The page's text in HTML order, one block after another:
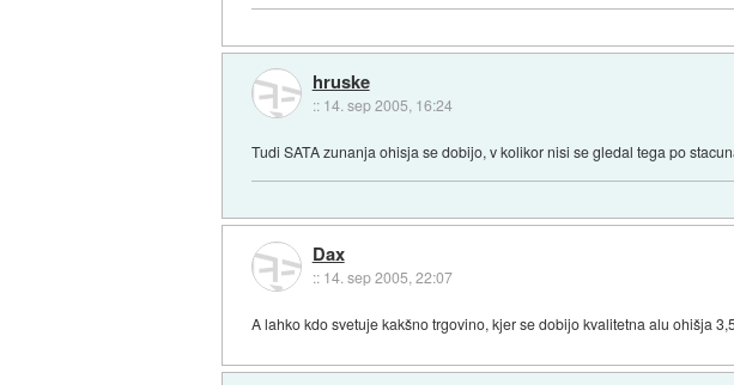
hruske
:: 14. sep 2005, 16:24
Tudi SATA zunanja ohisja se dobijo, v kolikor nisi se gledal tega po
Dax
:: 14. sep 2005, 22:07
A lahko kdo svetuje kakšno trgovino, kjer se dobijo kvalitetna alu ohišja